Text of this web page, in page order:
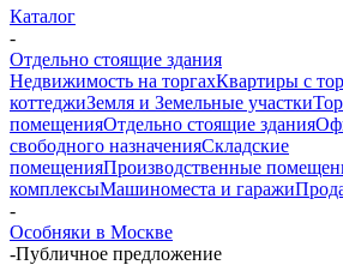
Каталог
-
Отдельно стоящие здания
Недвижимость на торгахКвартиры с
коттеджиЗемля и Земельные участки
помещенияОтдельно стоящие здания
свободного назначенияСкладские
помещенияПроизводственные
комплексыМашиноместа и гаражи
-
Особняки в Москве
-Публичное предложение